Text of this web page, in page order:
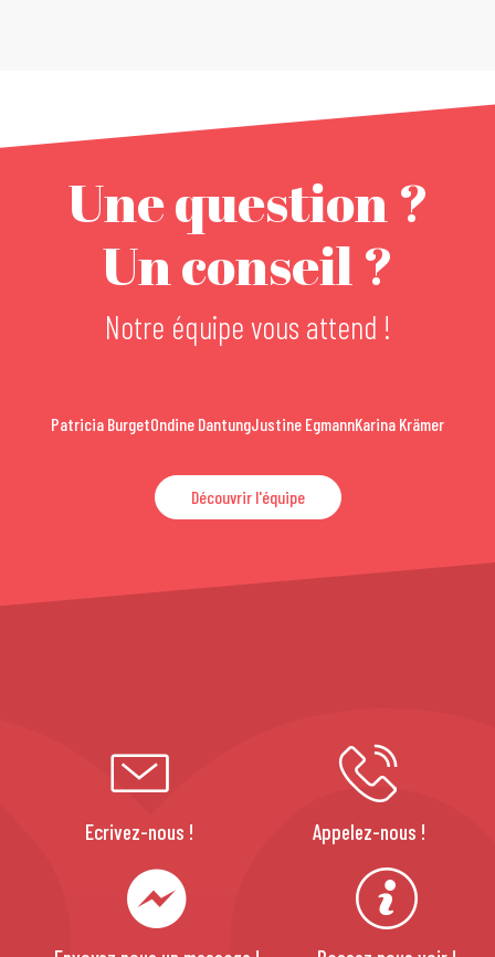
Une question ?
Un conseil ?
Notre équipe vous attend !
Patricia BurgetOndine DantungJustine EgmannKarina Krämer
Découvrir l'équipe
Ecrivez-nous ! Appelez-nous !